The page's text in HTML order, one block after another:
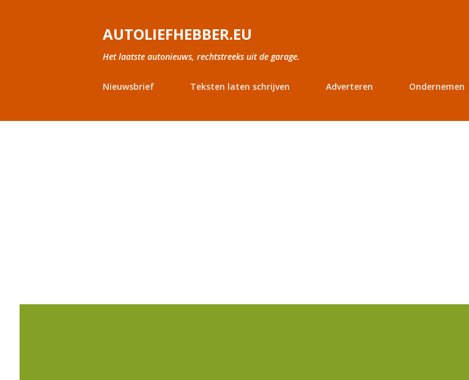
AUTOLIEFHEBBER.EU
Het laatste autonieuws, rechtstreeks uit de garage.
Nieuwsbrief Teksten laten schrijven Adverteren Ondernemen